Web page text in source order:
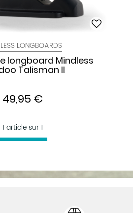
LONGBOARDS
longboard Mindless
Talisman II
49,95 €
1 article sur1